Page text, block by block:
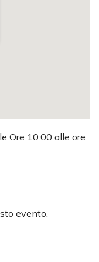
Ore 10:00 alle ore
evento.